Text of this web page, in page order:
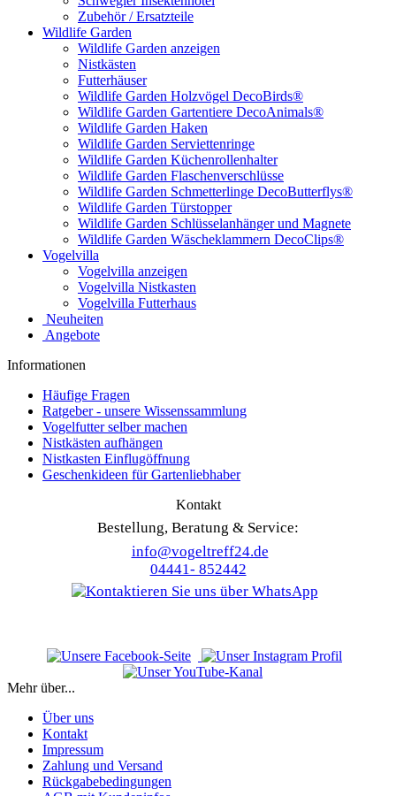
Zubehör / Ersatzteile
Wildlife Garden
Wildlife Garden anzeigen
Nistkästen
Futterhäuser
Wildlife Garden Holzvögel DecoBirds®
Wildlife Garden Gartentiere DecoAnimals®
Wildlife Garden Haken
Wildlife Garden Serviettenringe
Wildlife Garden Küchenrollenhalter
Wildlife Garden Flaschenverschlüsse
Wildlife Garden Schmetterlinge DecoButterflys®
Wildlife Garden Türstopper
Wildlife Garden Schlüsselanhänger und Magnete
Wildlife Garden Wäscheklammern DecoClips®
Vogelvilla
Vogelvilla anzeigen
Vogelvilla Nistkasten
Vogelvilla Futterhaus
Neuheiten
Angebote
Informationen
Häufige Fragen
Ratgeber - unsere Wissenssammlung
Vogelfutter selber machen
Nistkästen aufhängen
Nistkasten Einflugöffnung
Geschenkideen für Gartenliebhaber
Kontakt
Bestellung, Beratung & Service:
info@vogeltreff24.de
04441- 852442
Mehr über...
Über uns
Kontakt
Impressum
Zahlung und Versand
Rückgabebedingungen